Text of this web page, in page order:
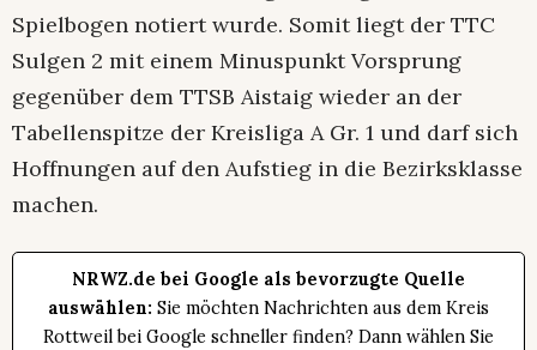
Spielbogen notiert wurde. Somit liegt der TTC
Sulgen 2 mit einem Minuspunkt Vorsprung
gegenüber dem TTSB Aistaig wieder an der
Tabellenspitze der Kreisliga A Gr. 1 und darf sich
Hoffnungen auf den Aufstieg in die Bezirksklasse
machen.
NRWZ.de bei Google als bevorzugte Quelle
auswählen: Sie möchten Nachrichten aus dem Kreis
Rottweil bei Google schneller finden? Dann wählen Sie